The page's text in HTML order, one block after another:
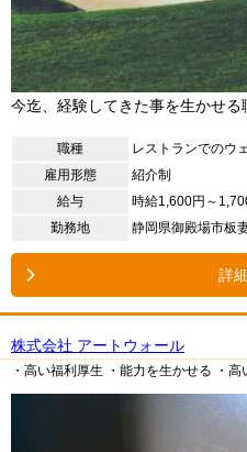
今迄、経験してきた事を生かせる
職種
レストランでのウ
雇用形態
紹介制
給与
時給1,600円～
勤務地
静岡県御殿場市板
詳
株式会社 アートウォール
・高い福利厚生 ・能力を生かせる ・